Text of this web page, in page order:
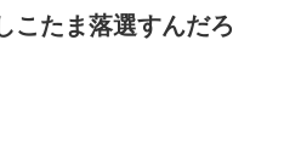
こたま落選すんだろ